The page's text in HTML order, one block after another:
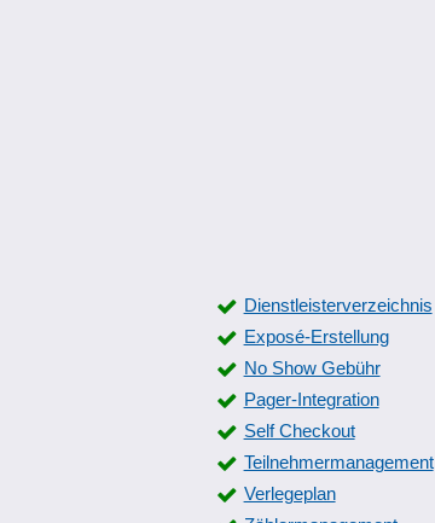
Dienstleisterverzeichnis
Exposé-Erstellung
No Show Gebühr
Pager-Integration
Self Checkout
Teilnehmermanagement
Verlegeplan